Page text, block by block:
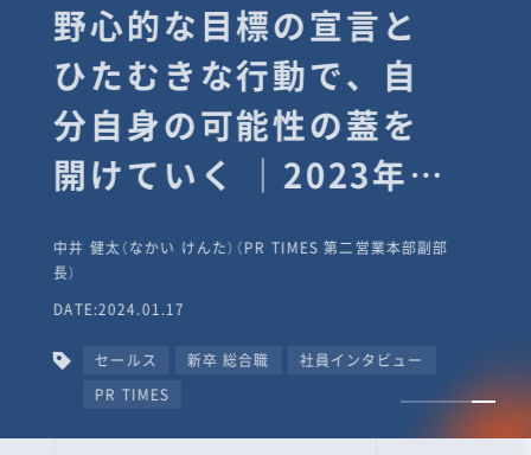
野心的な目標の宣言と
ひたむきな行動で、自
分自身の可能性の蓋を
開けていく ｜2023年度
タビュー #PR
TIMESな人たち
中井 健太（なかい けんた）（PR TIMES 第二営業本部副部
長）
DATE:2024.01.17
セールス 新卒 総合職
社員インタビュー
PR TIMES